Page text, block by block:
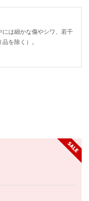
は細かな傷やシワ、若干
を除く）。